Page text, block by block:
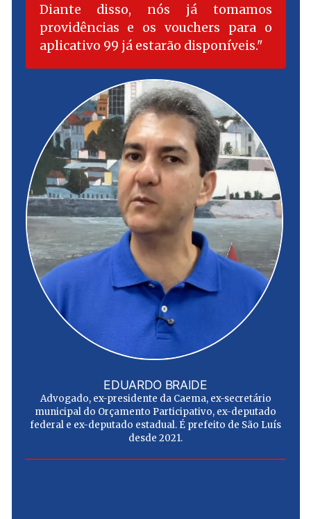
Diante disso, nós já tomamos
providências e os vouchers para o
aplicativo 99 já estarão disponíveis.
EDUARDO BRAIDE
Advogado, ex-presidente da Caema, ex-secretário
municipal do Orçamento Participativo, ex-deputado
federal e ex-deputado estadual. É prefeito de São Luís
desde 2021.